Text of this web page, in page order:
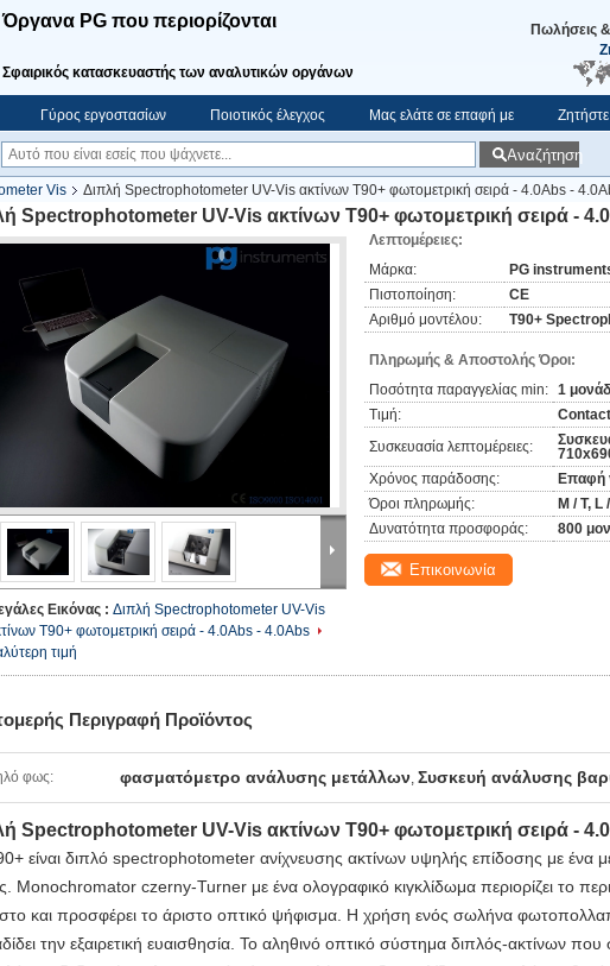
Όργανα PG που περιορίζονται
Σφαιρικός κατασκευαστής των αναλυτικών οργάνων
Πωλήσεις
Γύρος εργοστασίων Ποιοτικός έλεγχος Μας ελάτε σε επαφή με
Αναζήτηση
Vis
Διπλή Spectrophotometer UV-Vis ακτίνων T90+ φωτομετρική σειρά - 4.0Abs -
Spectrophotometer UV-Vis ακτίνων T90+ φωτομετρική σειρά -
Εικόνας : Διπλή Spectrophotometer UV-Vis
T90+ φωτομετρική σειρά - 4.0Abs - 4.0Abs
τιμή
Λεπτομέρειες:
Μάρκα:
PG
Πιστοποίηση:
CE
Αριθμό μοντέλου:
T90+
Πληρωμής & Αποστολής Όροι:
Ποσότητα παραγγελίας min: 1
Τιμή:
Συσκευασία λεπτομέρειες:
Χρόνος παράδοσης:
Επαφή
Όροι πληρωμής:
Μ / Τ, L
Δυνατότητα προσφοράς:
800
Επικοινωνία
Περιγραφή Προϊόντος
φως: φασματόμετρο ανάλυσης μετάλλων, Συσκευή ανάλυσης
Spectrophotometer UV-Vis ακτίνων T90+ φωτομετρική σειρά -
είναι διπλό spectrophotometer ανίχνευσης ακτίνων υψηλής επίδοσης με ένα
Monochromator czerny-Turner με ένα ολογραφικό κιγκλίδωμα περιορίζει το
και προσφέρει το άριστο οπτικό ψήφισμα. Η χρήση ενός σωλήνα
την εξαιρετική ευαισθησία. Το αληθινό οπτικό σύστημα διπλός-ακτίνων που